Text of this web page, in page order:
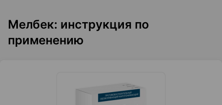
Мелбек: инструкция по
применению